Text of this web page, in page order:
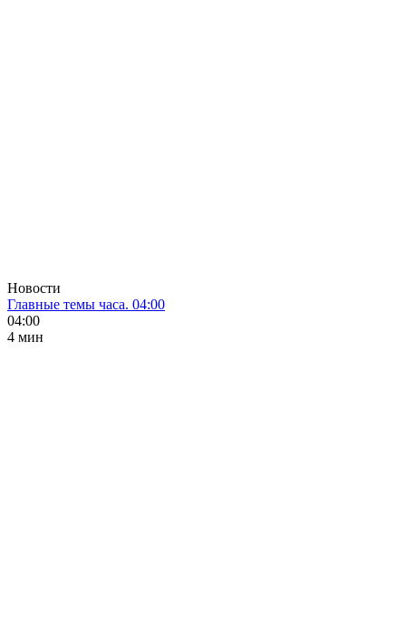
Новости
Главные темы часа. 04:00
04:00
4 мин